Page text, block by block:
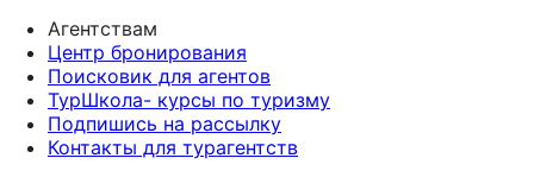
Агентствам
Центр бронирования
Поисковик для агентов
ТурШкола- курсы по туризму
Подпишись на рассылку
Контакты для турагентств